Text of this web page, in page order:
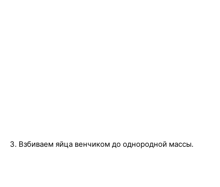
3. Взбиваем яйца венчиком до однородной массы.